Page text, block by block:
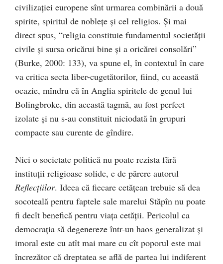
civilizaţiei europene sînt urmarea combinării a două
spirite, spiritul de nobleţe şi cel religios. Şi mai
direct spus, “religia constituie fundamentul societăţii
civile şi sursa oricărui bine şi a oricărei consolări”
(Burke, 2000: 133), va spune el, în contextul în care
va critica secta liber-cugetătorilor, fiind, cu această
ocazie, mîndru că în Anglia spiritele de genul lui
Bolingbroke, din această tagmă, au fost perfect
izolate şi nu s-au constituit niciodată în grupuri
compacte sau curente de gîndire.
Nici o societate politică nu poate rezista fără
instituţii religioase solide, e de părere autorul
Reflecţiilor. Ideea că fiecare cetăţean trebuie să dea
socoteală pentru faptele sale marelui Stăpîn nu poate
fi decît benefică pentru viaţa cetăţii. Pericolul ca
democraţia să degenereze într-un haos generalizat şi
imoral este cu atît mai mare cu cît poporul este mai
încrezător că dreptatea se află de partea lui indiferent